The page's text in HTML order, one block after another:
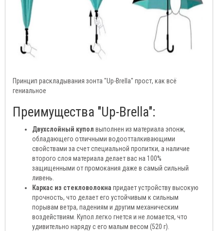
Принцип раскладывания зонта "Up-Brella" прост, как всё
гениальное
Преимущества "Up-Brella":
Двухслойный купол выполнен из материала эпонж,
обладающего отличными водоотталкивающими
свойствами за счет специальной пропитки, а наличие
второго слоя материала делает вас на 100%
защищенными от промокания даже в самый сильный
ливень.
Каркас из стекловолокна придает устройству высокую
прочность, что делает его устойчивым к сильным
порывам ветра, падениям и другим механическим
воздействиям. Купол легко гнется и не ломается, что
удивительно наряду с его малым весом (520 г).